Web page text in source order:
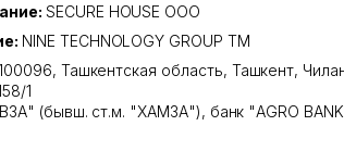
SECURE HOUSE ООО
NINE TECHNOLOGY GROUP ТМ
Ташкентская область, Ташкент,
1
(бывш. ст.м. "ХАМЗА"), банк "AGRO BANK